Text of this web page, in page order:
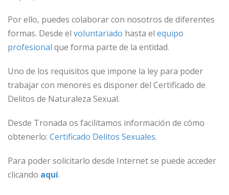
Por ello, puedes colaborar con nosotros de diferentes
formas. Desde el voluntariado hasta el equipo
profesional que forma parte de la entidad.
Uno de los requisitos que impone la ley para poder
trabajar con menores es disponer del Certificado de
Delitos de Naturaleza Sexual.
Desde Tronada os facilitamos información de cómo
obtenerlo: Certificado Delitos Sexuales.
Para poder solicitarlo desde Internet se puede acceder
clicando aquí.